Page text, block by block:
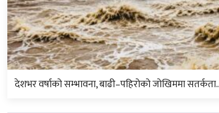
देशभर वर्षाको सम्भावना, बाढी–पहिरोको जोखिममा